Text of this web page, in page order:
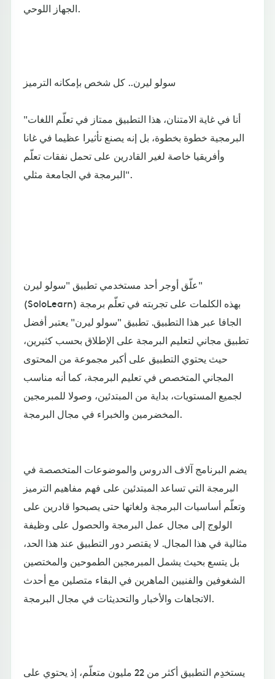
الجهاز اللوحي.
سولو ليرن.. كل شخص بإمكانه الترميز
"أنا في غاية الامتنان، هذا التطبيق ممتاز في تعلّم اللغات
البرمجية خطوة بخطوة، بل إنه يصنع تأثيرا عظيما في غانا
وأفريقيا خاصة لغير القادرين على تحمل نفقات تعلّم
البرمجة في الجامعة مثلي".
علّق أوجر أحد مستخدمي تطبيق "سولو ليرن"
(SoloLearn) بهذه الكلمات على تجربته في تعلّم برمجة
الجافا عبر هذا التطبيق. تطبيق "سولو ليرن" يعتبر أفضل
تطبيق مجاني لتعليم البرمجة على الإطلاق بحسب كثيرين،
حيث يحتوي التطبيق على أكبر مجموعة من المحتوى
المجاني المتخصص في تعليم البرمجة، كما أنه مناسب
لجميع المستويات، بداية من المبتدئين، وصولا للمبرمجين
المخضرمين والخبراء في مجال البرمجة.
يضم البرنامج آلاف الدروس والموضوعات المتخصصة في
البرمجة التي تساعد المبتدئين على فهم مفاهيم الترميز
وتعلّم أساسيات البرمجة ولغاتها حتى يصبحوا قادرين على
الولوج إلى مجال عمل البرمجة والحصول على وظيفة
مثالية في هذا المجال. لا يقتصر دور التطبيق عند هذا الحد،
بل يتسع بحيث يشمل المبرمجين الطموحين والمختصين
الشغوفين والفنيين الماهرين في البقاء متصلين مع أحدث
الاتجاهات والأخبار والتحديثات في مجال البرمجة.
يستخدِم التطبيق أكثر من 22 مليون متعلّم، إذ يحتوي على